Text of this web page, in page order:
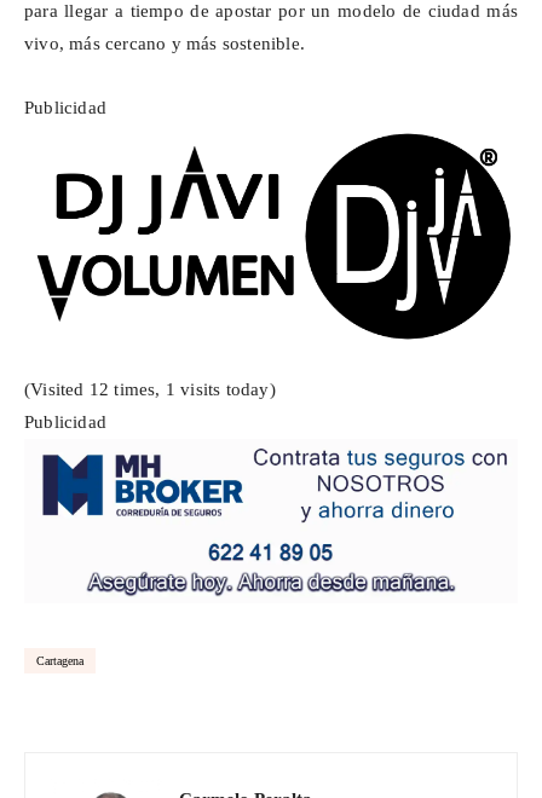
para llegar a tiempo de apostar por un modelo de ciudad más
vivo,más cercano y más sostenible.
Publicidad
(Visited 12 times, 1 visits today)
Publicidad
Cartagena